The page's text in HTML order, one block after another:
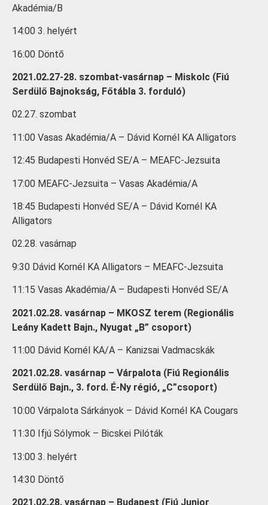
Akadémia/B
14:00 3. helyért
16:00 Döntő
2021.02.27-28. szombat-vasárnap – Miskolc (Fiú
Serdülő Bajnokság, Főtábla 3. forduló)
02.27. szombat
11:00 Vasas Akadémia/A – Dávid Kornél KA Alligators
12:45 Budapesti Honvéd SE/A – MEAFC-Jezsuita
17:00 MEAFC-Jezsuita – Vasas Akadémia/A
18:45 Budapesti Honvéd SE/A – Dávid Kornél KA
Alligators
02.28. vasárnap
9:30 Dávid Kornél KA Alligators – MEAFC-Jezsuita
11:15 Vasas Akadémia/A – Budapesti Honvéd SE/A
2021.02.28. vasárnap – MKOSZ terem (Regionális
Leány Kadett Bajn., Nyugat „B” csoport)
11:00 Dávid Kornél KA/A – Kanizsai Vadmacskák
2021.02.28. vasárnap – Várpalota (Fiú Regionális
Serdülő Bajn., 3. ford. É-Ny régió, „C”csoport)
10:00 Várpalota Sárkányok – Dávid Kornél KA Cougars
11:30 Ifjú Sólymok – Bicskei Pilóták
13:00 3. helyért
14:30 Döntő
2021.02.28. vasárnap – Budapest (Fiú Junior